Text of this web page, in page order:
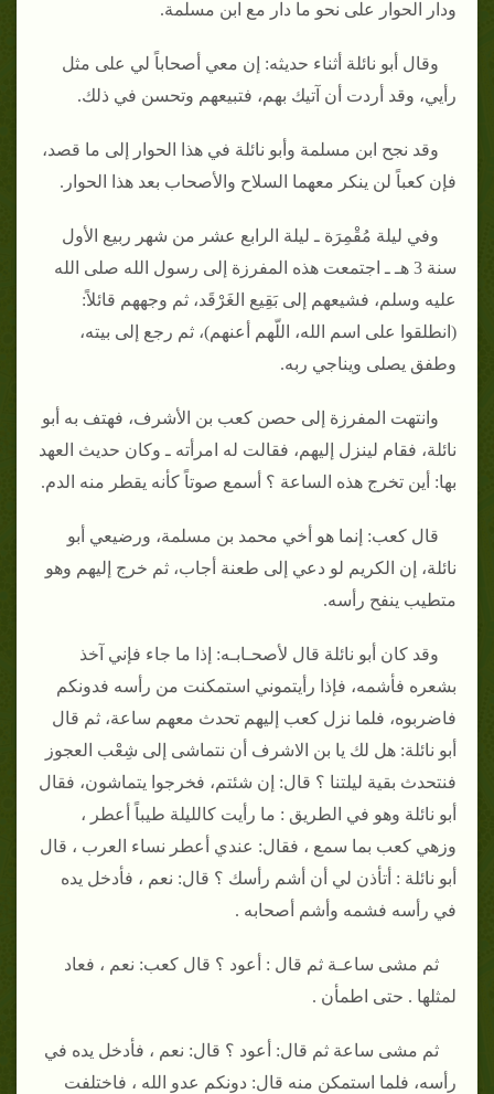
ودار الحوار على نحو ما دار مع ابن مسلمة‏.‏
وقال أبو نائلة أثناء حديثه‏:‏ إن معي أصحاباً لي على مثل
رأيي، وقد أردت أن آتيك بهم، فتبيعهم وتحسن في ذلك‏.‏
وقد نجح ابن مسلمة وأبو نائلة في هذا الحوار إلى ما قصد،
فإن كعباً لن ينكر معهما السلاح والأصحاب بعد هذا الحوار‏.‏
وفي ليلة مُقْمِرَة ـ ليلة الرابع عشر من شهر ربيع الأول
سنة 3 هـ ـ اجتمعت هذه المفرزة إلى رسول الله صلى الله
عليه وسلم، فشيعهم إلى بَقِيع الغَرْقَد، ثم وجههم قائلاً‏:‏
‏(‏انطلقوا على اسم الله، اللّهم أعنهم‏)‏، ثم رجع إلى بيته،
وطفق يصلى ويناجي ربه‏.‏
وانتهت المفرزة إلى حصن كعب بن الأشرف، فهتف به أبو
نائلة، فقام لينزل إليهم، فقالت له امرأته ـ وكان حديث العهد
بها‏:‏ أين تخرج هذه الساعة ‏؟‏ أسمع صوتاً كأنه يقطر منه الدم‏.‏
قال كعب‏:‏ إنما هو أخي محمد بن مسلمة، ورضيعي أبو
نائلة، إن الكريم لو دعي إلى طعنة أجاب، ثم خرج إليهم وهو
متطيب ينفح رأسه‏.‏
وقد كان أبو نائلة قال لأصحـابـه‏:‏ إذا ما جاء فإني آخذ
بشعره فأشمه، فإذا رأيتموني استمكنت من رأسه فدونكم
فاضربوه، فلما نزل كعب إليهم تحدث معهم ساعة، ثم قال
أبو نائلة‏:‏ هل لك يا بن الاشرف أن نتماشى إلى شِعْب العجوز
فنتحدث بقية ليلتنا ‏؟‏ قال‏:‏ إن شئتم، فخرجوا يتماشون، فقال
أبو نائلة وهو في الطريق ‏:‏ ما رأيت كالليلة طيباً أعطر ،
وزهي كعب بما سمع ، فقال‏:‏ عندي أعطر نساء العرب ، قال
أبو نائلة ‏:‏ أتأذن لي أن أشم رأسك ‏؟‏ قال‏:‏ نعم ، فأدخل يده
في رأسه فشمه وأشم أصحابه ‏.‏
ثم مشى ساعـة ثم قال ‏:‏ أعود ‏؟‏ قال كعب‏:‏ نعم ، فعاد
لمثلها ‏.‏ حتى اطمأن ‏.‏
ثم مشى ساعة ثم قال‏:‏ أعود ‏؟‏ قال‏:‏ نعم ، فأدخل يده في
رأسه، فلما استمكن منه قال‏:‏ دونكم عدو الله ، فاختلفت